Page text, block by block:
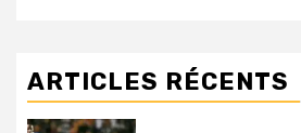
ARTICLES RÉCENTS